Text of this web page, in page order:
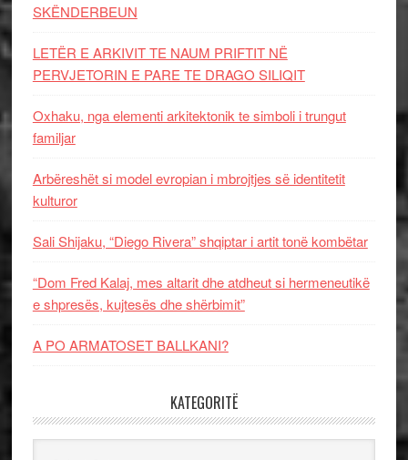
SKËNDERBEUN
LETËR E ARKIVIT TE NAUM PRIFTIT NË
PERVJETORIN E PARE TE DRAGO SILIQIT
Oxhaku, nga elementi arkitektonik te simboli i trungut
familjar
Arbëreshët si model evropian i mbrojtjes së identitetit
kulturor
Sali Shijaku, “Diego Rivera” shqiptar i artit tonë kombëtar
“Dom Fred Kalaj, mes altarit dhe atdheut si hermeneutikë
e shpresës, kujtesës dhe shërbimit”
A PO ARMATOSET BALLKANI?
KATEGORITË